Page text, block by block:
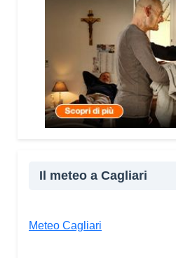
Il meteo a Cagliari
Meteo Cagliari